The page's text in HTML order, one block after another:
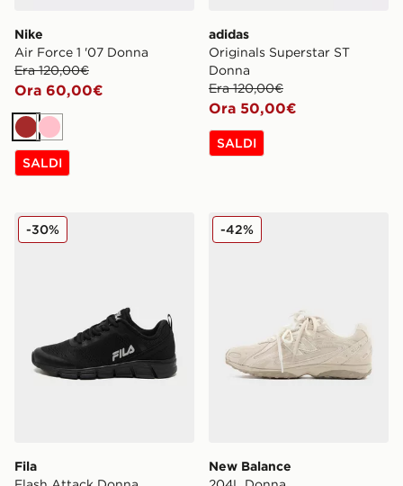
Nike
Air Force 1 '07 Donna
Era 120,00€
Ora 60,00€
Marrone
Rosa
SALDI
adidas
Originals Superstar ST
Donna
Era 120,00€
Ora 50,00€
SALDI
Fila Flash Attack Donna
Fila
-30% New Balance 204L Donna
New Balance
-42%